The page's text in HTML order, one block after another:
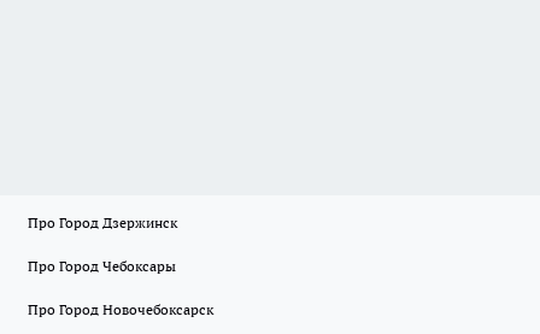
Про Город Дзержинск
Про Город Чебоксары
Про Город Новочебоксарск